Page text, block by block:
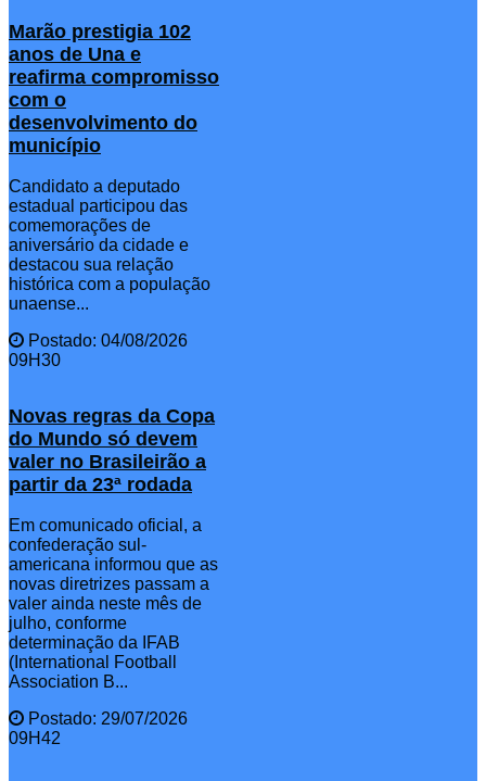
Marão prestigia 102
anos de Una e
reafirma compromisso
com o
desenvolvimento do
município
Candidato a deputado
estadual participou das
comemorações de
aniversário da cidade e
destacou sua relação
histórica com a população
unaense...
Postado: 04/08/2026
09H30
Novas regras da Copa
do Mundo só devem
valer no Brasileirão a
partir da 23ª rodada
Em comunicado oficial, a
confederação sul-
americana informou que as
novas diretrizes passam a
valer ainda neste mês de
julho, conforme
determinação da IFAB
(International Football
Association B...
Postado: 29/07/2026
09H42